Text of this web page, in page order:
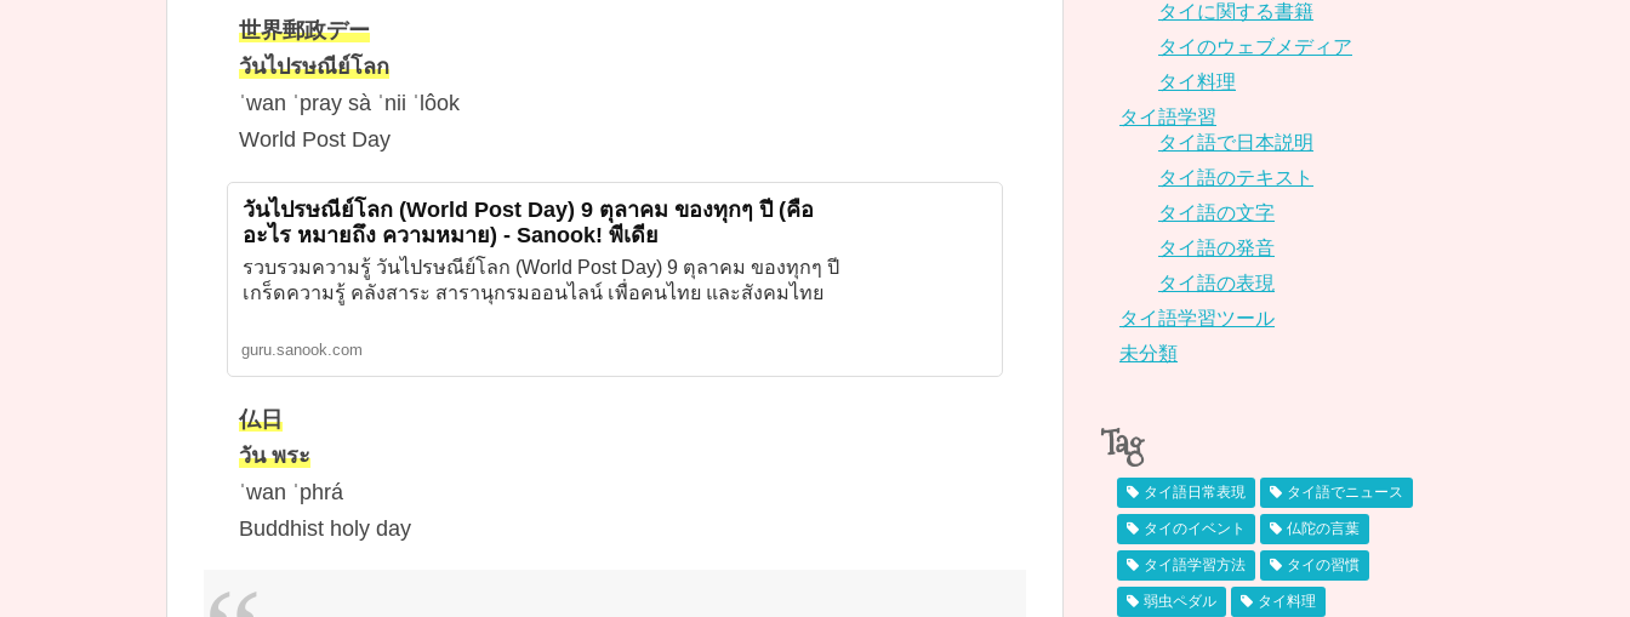
世界郵政デー
วันไปรษณีย์โลก
ˈwan ˈpray sà ˈnii ˈlôok
World Post Day
วันไปรษณีย์โลก (World Post Day) 9 ตุลาคม ของทุกๆ ปี (คือ
อะไร หมายถึง ความหมาย) - Sanook! พีเดีย
รวบรวมความรู้ วันไปรษณีย์โลก (World Post Day) 9 ตุลาคม ของทุกๆ ปี
เกร็ดความรู้ คลังสาระ สารานุกรมออนไลน์ เพื่อคนไทย และสังคมไทย
guru.sanook.com
仏日
วัน พระ
ˈwan ˈphrá
Buddhist holy day
タイに関する書籍
タイのウェブメディア
タイ料理
タイ語学習
タイ語で日本説明
タイ語のテキスト
タイ語の文字
タイ語の発音
タイ語の表現
タイ語学習ツール
未分類
Tag
タイ語日常表現 タイ語でニュース
タイのイベント 仏陀の言葉
タイ語学習方法 タイの習慣
弱虫ペダル タイ料理